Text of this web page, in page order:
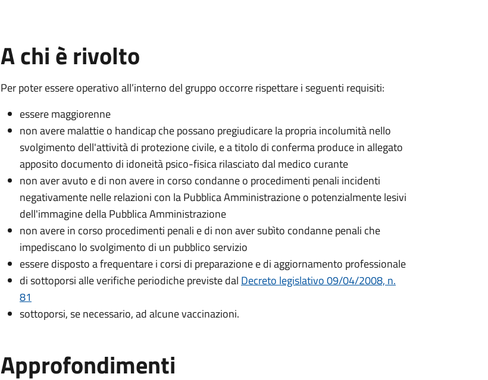
A chi è rivolto
Per poter essere operativo all’interno del gruppo occorre rispettare i seguenti requisiti:
essere maggiorenne
non avere malattie o handicap che possano pregiudicare la propria incolumità nello
svolgimento dell'attività di protezione civile, e a titolo di conferma produce in allegato
apposito documento di idoneità psico-fisica rilasciato dal medico curante
non aver avuto e di non avere in corso condanne o procedimenti penali incidenti
negativamente nelle relazioni con la Pubblica Amministrazione o potenzialmente lesivi
dell'immagine della Pubblica Amministrazione
non avere in corso procedimenti penali e di non aver subìto condanne penali che
impediscano lo svolgimento di un pubblico servizio
essere disposto a frequentare i corsi di preparazione e di aggiornamento professionale
di sottoporsi alle verifiche periodiche previste dal Decreto legislativo 09/04/2008, n.
81
sottoporsi, se necessario, ad alcune vaccinazioni.
Approfondimenti